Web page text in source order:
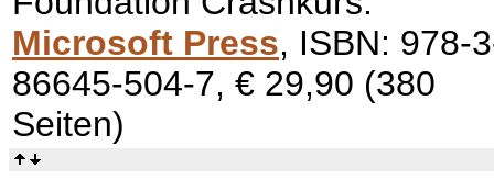
Microsoft Press, ISBN: 978-
86645-504-7, € 29,90 (380
Seiten)